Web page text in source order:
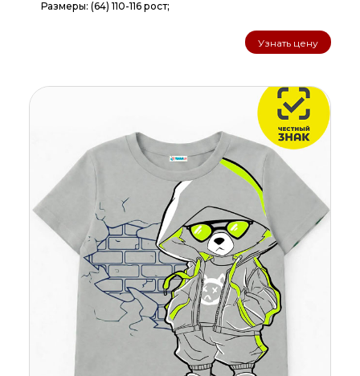
Размеры: (64) 110-116 рост;
Узнать цену